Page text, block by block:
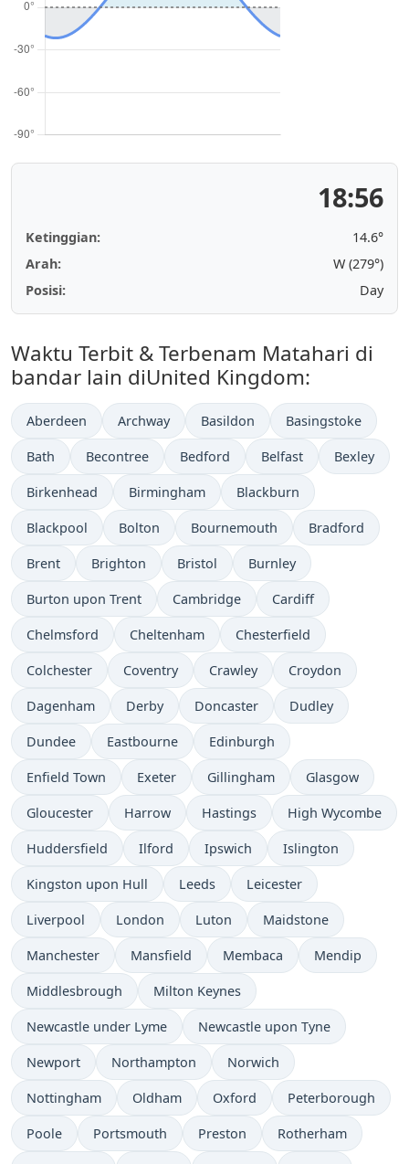
18:56
Ketinggian:
14.6°
Arah:
W (279°)
Posisi:
Day
Waktu Terbit & Terbenam Matahari di
bandar lain diUnited Kingdom:
Aberdeen Archway Basildon Basingstoke
Bath Becontree Bedford Belfast Bexley
Birkenhead Birmingham Blackburn
Blackpool Bolton Bournemouth Bradford
Brent Brighton Bristol Burnley
Burton upon Trent Cambridge Cardiff
Chelmsford Cheltenham Chesterfield
Colchester Coventry Crawley Croydon
Dagenham Derby Doncaster Dudley
Dundee Eastbourne Edinburgh
Enfield Town Exeter Gillingham Glasgow
Gloucester Harrow Hastings High Wycombe
Huddersfield Ilford Ipswich Islington
Kingston upon Hull Leeds Leicester
Liverpool London Luton Maidstone
Manchester Mansfield Membaca Mendip
Middlesbrough Milton Keynes
Newcastle under Lyme Newcastle upon Tyne
Newport Northampton Norwich
Nottingham Oldham Oxford Peterborough
Poole Portsmouth Preston Rotherham